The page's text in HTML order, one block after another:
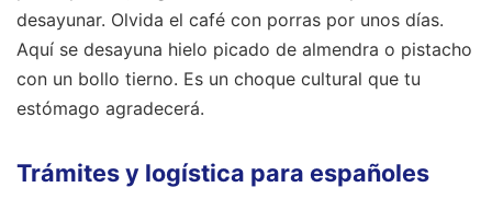
desayunar. Olvida el café con porras por unos días.
Aquí se desayuna hielo picado de almendra o pistacho
con un bollo tierno. Es un choque cultural que tu
estómago agradecerá.
Trámites y logística para españoles